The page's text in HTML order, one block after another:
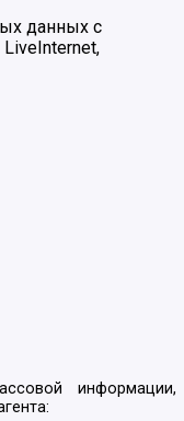
данных с
информации,